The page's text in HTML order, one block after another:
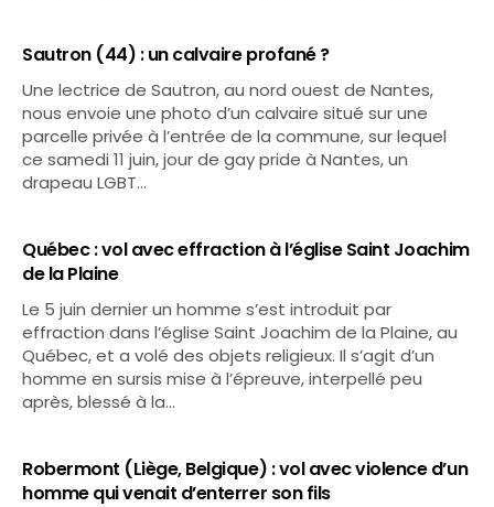
Sautron (44) : un calvaire profané ?
Une lectrice de Sautron, au nord ouest de Nantes,
nous envoie une photo d’un calvaire situé sur une
parcelle privée à l’entrée de la commune, sur lequel
ce samedi 11 juin, jour de gay pride à Nantes, un
drapeau LGBT…
Québec : vol avec effraction à l’église Saint Joachim
de la Plaine
Le 5 juin dernier un homme s’est introduit par
effraction dans l’église Saint Joachim de la Plaine, au
Québec, et a volé des objets religieux. Il s’agit d’un
homme en sursis mise à l’épreuve, interpellé peu
après, blessé à la…
Robermont (Liège, Belgique) : vol avec violence d’un
homme qui venait d’enterrer son fils